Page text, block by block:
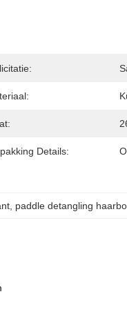
Details:
paddle detangling